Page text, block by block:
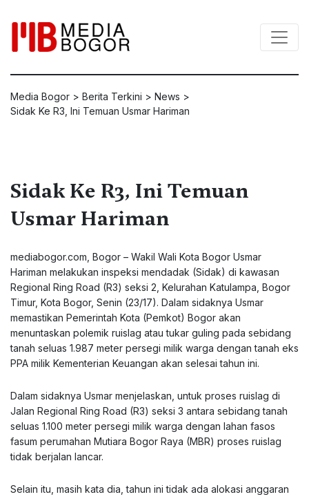
Media Bogor > Berita Terkini > News >
Sidak Ke R3, Ini Temuan Usmar Hariman
Sidak Ke R3, Ini Temuan
Usmar Hariman
mediabogor.com, Bogor – Wakil Wali Kota Bogor Usmar
Hariman melakukan inspeksi mendadak (Sidak) di kawasan
Regional Ring Road (R3) seksi 2, Kelurahan Katulampa, Bogor
Timur, Kota Bogor, Senin (23/17). Dalam sidaknya Usmar
memastikan Pemerintah Kota (Pemkot) Bogor akan
menuntaskan polemik ruislag atau tukar guling pada sebidang
tanah seluas 1.987 meter persegi milik warga dengan tanah eks
PPA milik Kementerian Keuangan akan selesai tahun ini.
Dalam sidaknya Usmar menjelaskan, untuk proses ruislag di
Jalan Regional Ring Road (R3) seksi 3 antara sebidang tanah
seluas 1.100 meter persegi milik warga dengan lahan fasos
fasum perumahan Mutiara Bogor Raya (MBR) proses ruislag
tidak berjalan lancar.
Selain itu, masih kata dia, tahun ini tidak ada alokasi anggaran